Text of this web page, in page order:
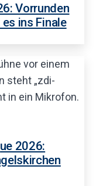
Vorrunden
ins Finale
2026: